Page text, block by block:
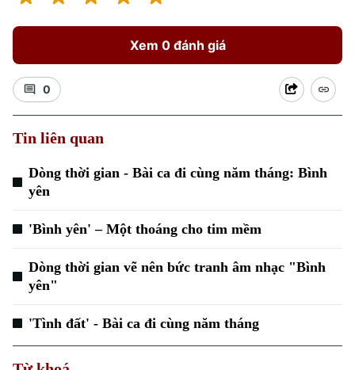
Xem 0 đánh giá
0
Tin liên quan
Dòng thời gian - Bài ca đi cùng năm tháng: Bình
yên
'Bình yên' – Một thoáng cho tim mềm
Dòng thời gian vẽ nên bức tranh âm nhạc "Bình
yên"
'Tình đất' - Bài ca đi cùng năm tháng